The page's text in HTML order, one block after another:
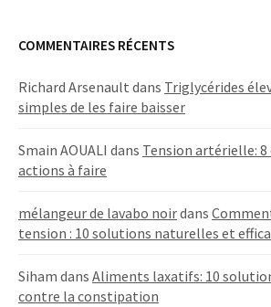
COMMENTAIRES RÉCENTS
Richard Arsenault dans Triglycérides
simples de les faire baisser
Smain AOUALI dans Tension artérielle: 8
actions à faire
mélangeur de lavabo noirdans
tension : 10 solutions naturelles et
Siham dans Aliments laxatifs: 10
contre la constipation